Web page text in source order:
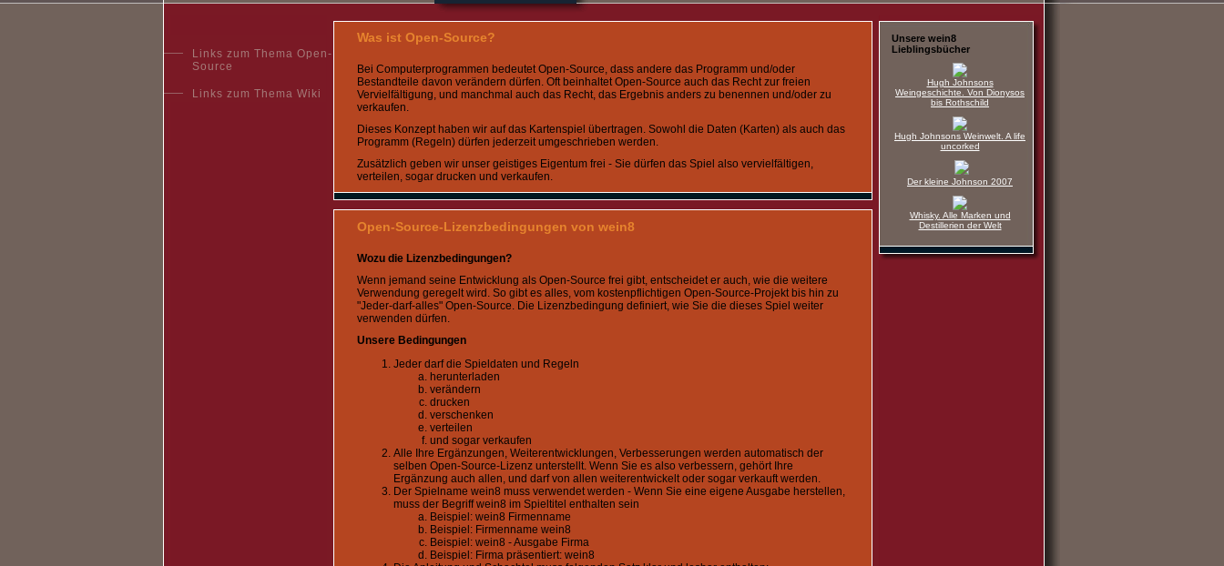
Links zum Thema Open-
Source
Links zum Thema Wiki
Was ist Open-Source?
Bei Computerprogrammen bedeutet Open-Source, dass andere das Programm und/oder
Bestandteile davon verändern dürfen. Oft beinhaltet Open-Source auch das Recht zur freien
Vervielfältigung, und manchmal auch das Recht, das Ergebnis anders zu benennen und/oder zu
verkaufen.
Dieses Konzept haben wir auf das Kartenspiel übertragen. Sowohl die Daten (Karten) als auch das
Programm (Regeln) dürfen jederzeit umgeschrieben werden.
Zusätzlich geben wir unser geistiges Eigentum frei - Sie dürfen das Spiel also vervielfältigen,
verteilen, sogar drucken und verkaufen.
Open-Source-Lizenzbedingungen von wein8
Wozu die Lizenzbedingungen?
Wenn jemand seine Entwicklung als Open-Source frei gibt, entscheidet er auch, wie die weitere
Verwendung geregelt wird. So gibt es alles, vom kostenpflichtigen Open-Source-Projekt bis hin zu
"Jeder-darf-alles" Open-Source. Die Lizenzbedingung definiert, wie Sie die dieses Spiel weiter
verwenden dürfen.
Unsere Bedingungen
Jeder darf die Spieldaten und Regeln
herunterladen
verändern
drucken
verschenken
verteilen
und sogar verkaufen
Alle Ihre Ergänzungen, Weiterentwicklungen, Verbesserungen werden automatisch der
selben Open-Source-Lizenz unterstellt. Wenn Sie es also verbessern, gehört Ihre
Ergänzung auch allen, und darf von allen weiterentwickelt oder sogar verkauft werden.
Der Spielname wein8 muss verwendet werden - Wenn Sie eine eigene Ausgabe herstellen,
muss der Begriff wein8 im Spieltitel enthalten sein
Beispiel: wein8 Firmenname
Beispiel: Firmenname wein8
Beispiel: wein8 - Ausgabe Firma
Beispiel: Firma präsentiert: wein8
Unsere wein8
Lieblingsbücher
Hugh Johnsons
Weingeschichte. Von Dionysos
bis Rothschild
Hugh Johnsons Weinwelt. A life
uncorked
Der kleine Johnson 2007
Whisky. Alle Marken und
Destillerien der Welt